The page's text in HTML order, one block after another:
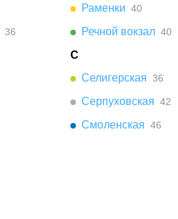
36
Раменки 40
Речной вокзал 40
С
Селигерская 36
Серпуховская 42
Смоленская 46